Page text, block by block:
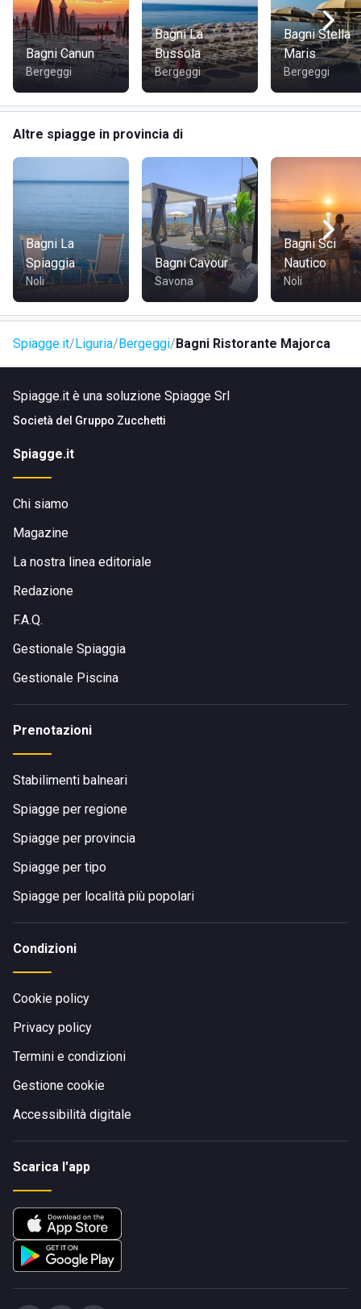
· Sport acquatici;
· Accessibilità ai disabili;
· Nursery;
· Affitto canoe;
· Parco giochi per bambini;
· Campo da beach volley regolamentare.
DOVE SI TROVA LO STABILIMENTO BALNEARE BAGNI
RISTORANTE MAJORCA
Bergeggi, poco distante da Zinola, in via Aurelia 17028,
Bergeggi, in provincia di Savona.
BAGNI RISTORANTE MAJORCA
Raggiungere lo stabilimento è facile, basta percorrere la via
Aurelia, cioè la Strada Statale 1, da Zinola oppure da
Bagni Canun
Bergeggi
Bagni La
Bussola
Bergeggi
Bagni Stella
Maris
Bergeggi
Altre spiagge in provincia di
Bagni La
Spiaggia
Noli
Bagni Cavour
Savona
Bagni Sci
Nautico
Noli
Spiagge.it Liguria Bergeggi Bagni Ristorante Majorca
Spiagge.it è una soluzione Spiagge Srl
Società del Gruppo Zucchetti
Spiagge.it
Chi siamo
Magazine
La nostra linea editoriale
Redazione
F.A.Q.
Gestionale Spiaggia
Gestionale Piscina
Prenotazioni
Stabilimenti balneari
Spiagge per regione
Spiagge per provincia
Spiagge per tipo
Spiagge per località più popolari
Condizioni
Cookie policy
Privacy policy
Termini e condizioni
Gestione cookie
Accessibilità digitale
Scarica l'app